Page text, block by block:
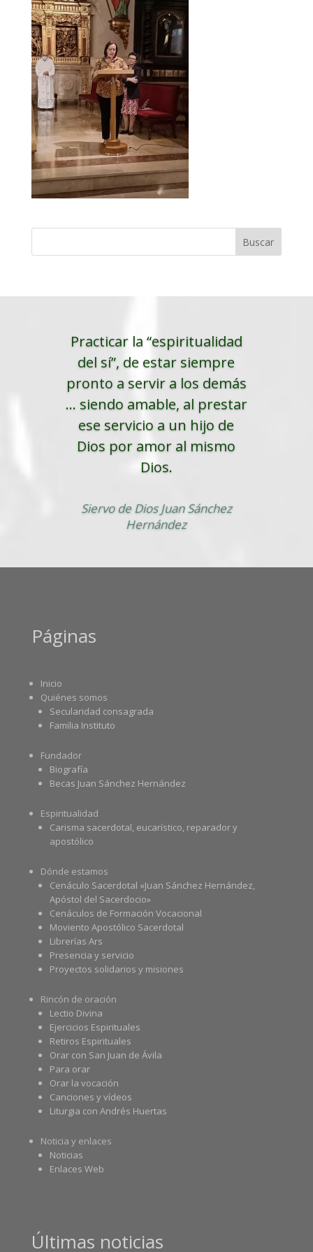
Practicar la “espiritualidad
del sí”, de estar siempre
pronto a servir a los demás
... siendo amable, al prestar
ese servicio a un hijo de
Dios por amor al mismo
Dios.
Siervo de Dios Juan Sánchez
Hernández
Páginas
Inicio
Quiénes somos
Secularidad consagrada
Familia Instituto
Fundador
Biografía
Becas Juan Sánchez Hernández
Espiritualidad
Carisma sacerdotal, eucarístico, reparador y
apostólico
Dónde estamos
Cenáculo Sacerdotal «Juan Sánchez Hernández,
Apóstol del Sacerdocio»
Cenáculos de Formación Vocacional
Moviento Apostólico Sacerdotal
Librerías Ars
Presencia y servicio
Proyectos solidarios y misiones
Rincón de oración
Lectio Divina
Ejercicios Espirituales
Retiros Espirituales
Orar con San Juan de Ávila
Para orar
Orar la vocación
Canciones y vídeos
Liturgia con Andrés Huertas
Noticia y enlaces
Noticias
Enlaces Web
Últimas noticias